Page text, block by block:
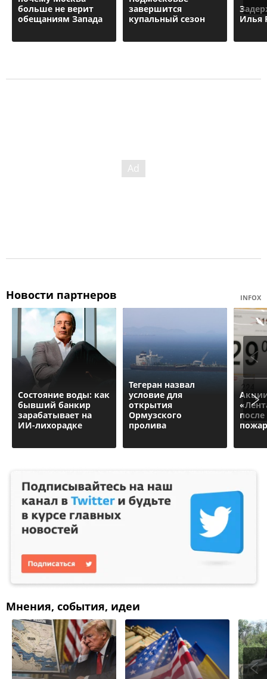
больше не верит
обещаниям Запада
завершится
купальный сезон
Илья
Новости партнеров INFOX
Состояние воды: как
бывший банкир
зарабатывает на
ИИ-лихорадке
Тегеран назвал
условие для
открытия
Ормузского
пролива
Мнения, события, идеи